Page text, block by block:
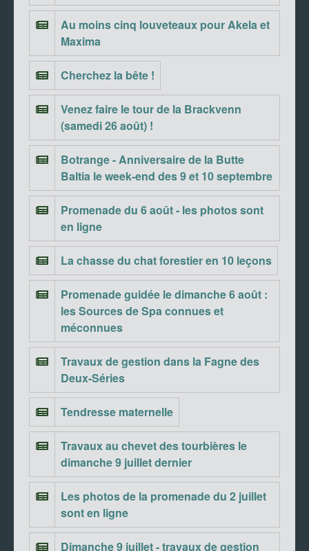
Au moins cinq louveteaux pour Akela et
Maxima
Cherchez la bête !
Venez faire le tour de la Brackvenn
(samedi 26 août) !
Botrange - Anniversaire de la Butte
Baltia le week-end des 9 et 10 septembre
Promenade du 6 août - les photos sont
en ligne
La chasse du chat forestier en 10 leçons
Promenade guidée le dimanche 6 août :
les Sources de Spa connues et
méconnues
Travaux de gestion dans la Fagne des
Deux-Séries
Tendresse maternelle
Travaux au chevet des tourbières le
dimanche 9 juillet dernier
Les photos de la promenade du 2 juillet
sont en ligne
Dimanche 9 juillet - travaux de gestion